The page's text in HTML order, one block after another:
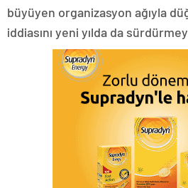
büyüyen organizasyon ağıyla
iddiasını yeni yılda da